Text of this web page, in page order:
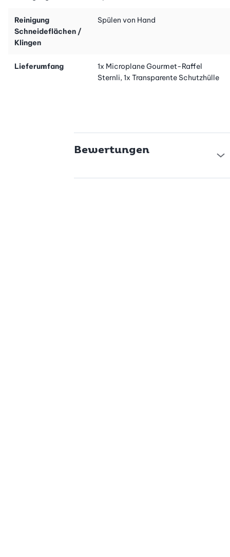
Reinigung
Schneideflächen /
Klingen
Spülen von Hand
Lieferumfang
1x Microplane Gourmet-Raffel
Sternli, 1x Transparente Schutzhülle
Bewertungen